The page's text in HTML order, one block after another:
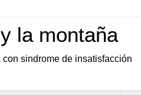
la montaña
sindrome de insatisfacción